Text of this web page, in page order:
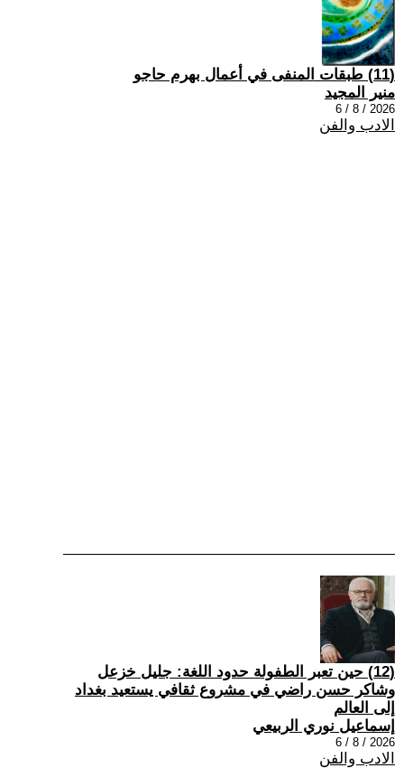
(11) طبقات المنفى في أعمال بهرم حاجو
منير المجيد
2026 / 8 / 6
الادب والفن
(12) حين تعبر الطفولة حدود اللغة: جليل خزعل
وشاكر حسن راضي في مشروع ثقافي يستعيد بغداد
إلى العالم
إسماعيل نوري الربيعي
2026 / 8 / 6
الادب والفن